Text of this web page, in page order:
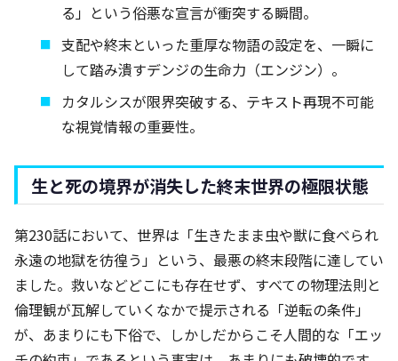
る」という俗悪な宣言が衝突する瞬間。
支配や終末といった重厚な物語の設定を、一瞬に
して踏み潰すデンジの生命力（エンジン）。
カタルシスが限界突破する、テキスト再現不可能
な視覚情報の重要性。
生と死の境界が消失した終末世界の極限状態
第230話において、世界は「生きたまま虫や獣に食べられ
永遠の地獄を彷徨う」という、最悪の終末段階に達してい
ました。救いなどどこにも存在せず、すべての物理法則と
倫理観が瓦解していくなかで提示される「逆転の条件」
が、あまりにも下俗で、しかしだからこそ人間的な「エッ